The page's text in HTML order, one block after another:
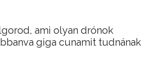
ami olyan drónok
giga cunamit tudnának